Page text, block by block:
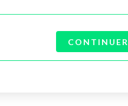
CONTINUER